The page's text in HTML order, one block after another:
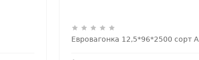
Евровагонка 12,5*96*2500 сорт А